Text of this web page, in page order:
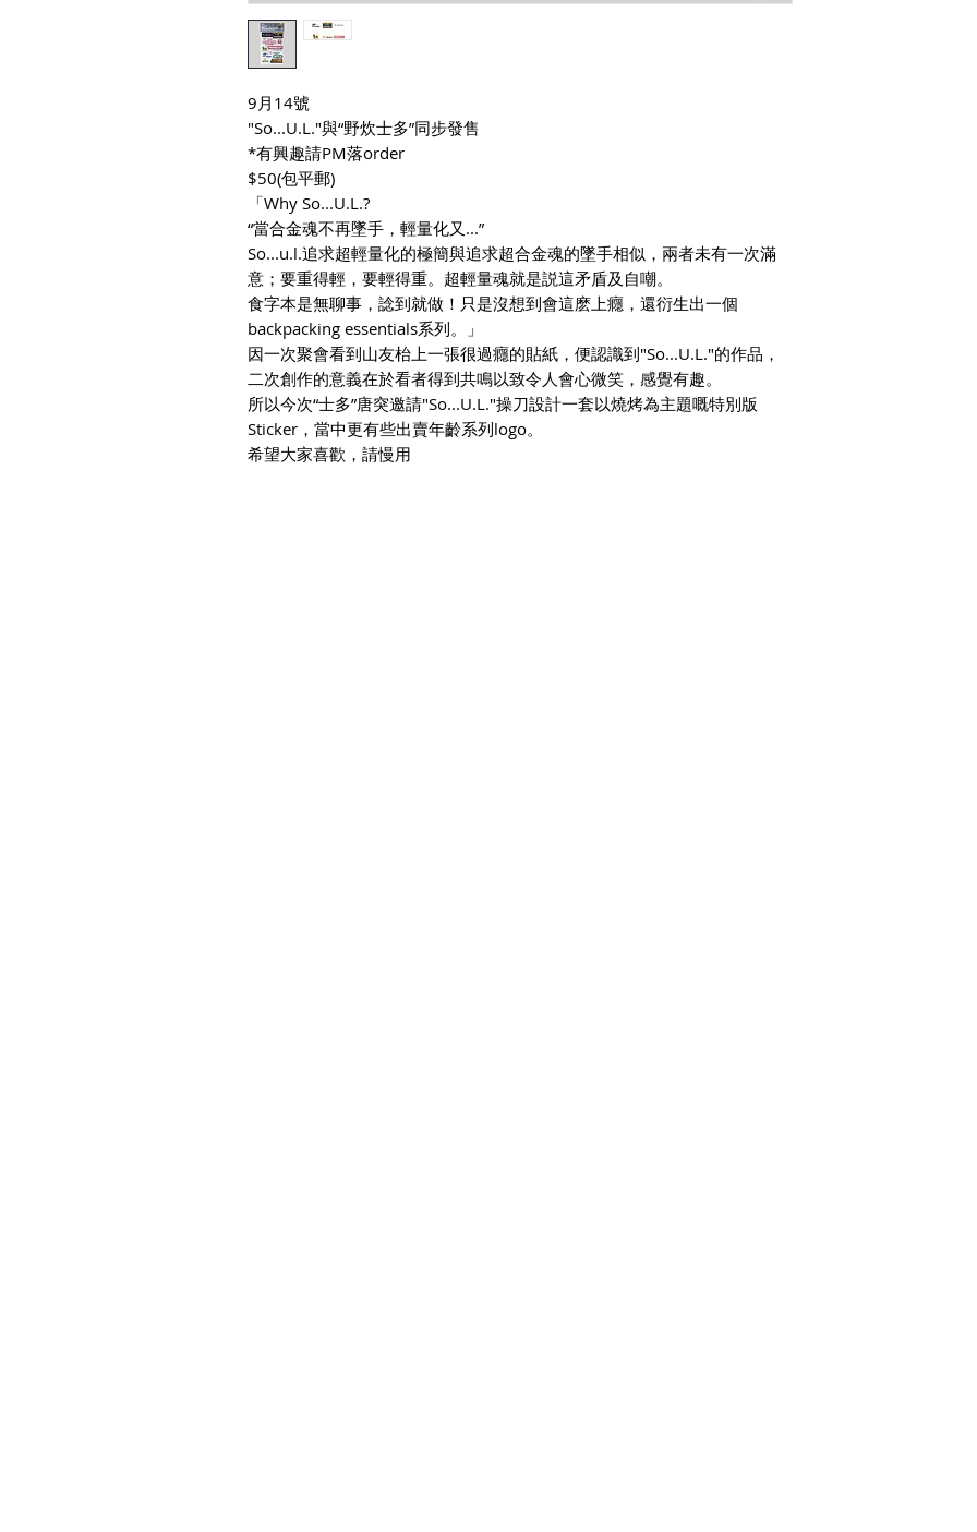
9月14號
"So...U.L."與“野炊士多”同步發售
*有興趣請PM落order
$50(包平郵)
「Why So...U.L.?
“當合金魂不再墜手，輕量化又...”
So...u.l.追求超輕量化的極簡與追求超合金魂的墜手相似，兩者未有一次滿
意；要重得輕，要輕得重。超輕量魂就是説這矛盾及自嘲。
食字本是無聊事，諗到就做！只是沒想到會這麽上癮，還衍生出一個
backpacking essentials系列。」
因一次聚會看到山友枱上一張很過癮的貼紙，便認識到"So...U.L."的作品，
二次創作的意義在於看者得到共鳴以致令人會心微笑，感覺有趣。
所以今次“士多”唐突邀請"So...U.L."操刀設計一套以燒烤為主題嘅特別版
Sticker，當中更有些出賣年齡系列logo。
希望大家喜歡，請慢用